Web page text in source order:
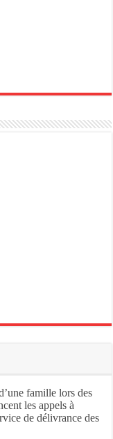
famille lors des
les appels à
de délivrance des